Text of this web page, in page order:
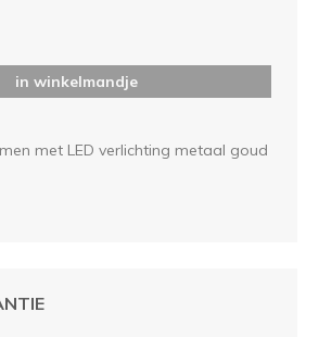
in winkelmandje
met LED verlichting metaal goud